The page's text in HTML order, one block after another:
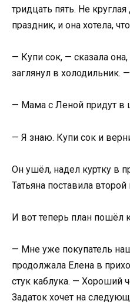
тридцать пять. Не
праздник, и она хотела,
— Купи сок, — сказала
заглянул в холодильник.
— Мама с Леной придут в
— Я знаю. Купи сок и
Он ушёл, надел куртку в
Татьяна поставила
И вот теперь план пошёл
— Мне уже покупатель
продолжала Елена в
стук каблука. — Хороший
Задаток хочет на